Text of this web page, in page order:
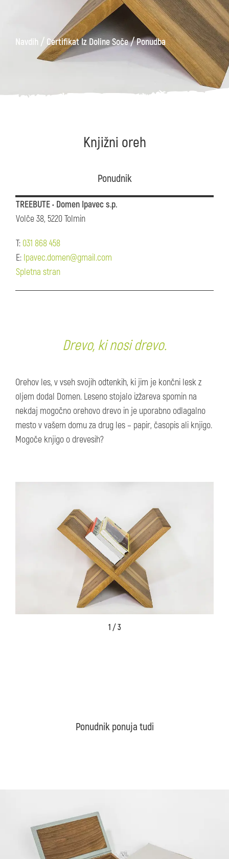
Navdih / Certifikat Iz Doline Soče/Ponudba
Knjižni oreh
Ponudnik
TREEBUTE • Domen Ipavec s.p.
Volče 38, 5220 Tolmin
T: 031 868 458
E: Ipavec.domen@gmail.com
Spletna stran
Drevo, ki nosi drevo.
Orehov les, v vseh svojih odtenkih, ki jim je končni lesk z
oljem dodal Domen. Leseno stojalo izžareva spomin na
nekdaj mogočno orehovo drevo in je uporabno odlagalno
mesto v vašem domu za drug les – papir, časopis ali knjigo.
Mogoče knjigo o drevesih?
1 / 3
Ponudnik ponuja tudi